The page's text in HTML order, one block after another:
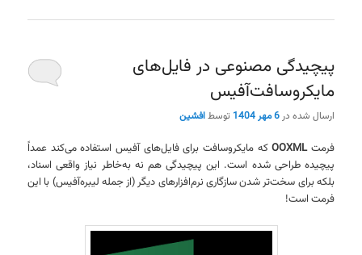
پیچیدگی مصنوعی در فایل‌های
مایکروسافت‌آفیس
ارسال شده در6 مهر 1404 توسطافشین
فرمتOOXMLکه مایکروسافت برای فایل‌های آفیس استفاده می‌کند عمداً
پیچیده طراحی شده است. این پیچیدگی هم نه به‌خاطر نیاز واقعی اسناد،
بلکه برای سخت‌تر شدن سازگاری نرم‌افزارهای دیگر (از جمله لیبره‌آفیس) با این
فرمت است!